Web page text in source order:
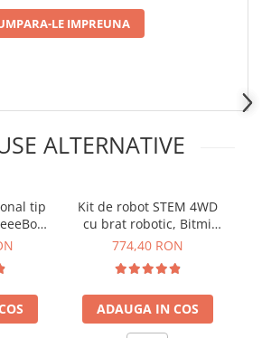
si Protectie
LE IMPREUNA
ALTERNATIVE
tip
Kit de robot STEM 4WD
cu brat robotic, Bitmi
10006
774,40 RON
ADAUGA IN COS